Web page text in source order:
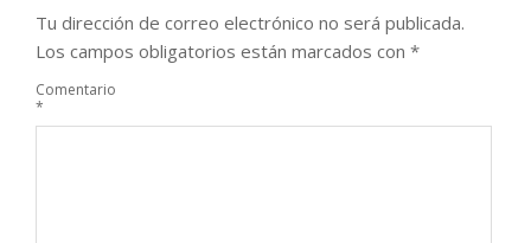
Tu dirección de correo electrónico no será publicada.
Los campos obligatorios están marcados con *
Comentario
*